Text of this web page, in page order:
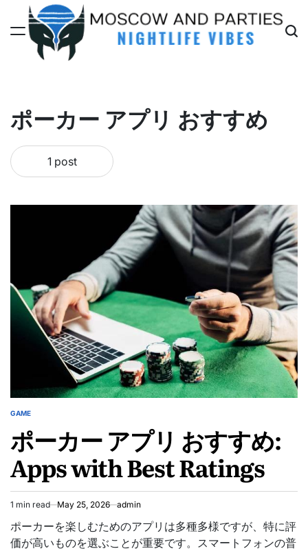
content
ポーカー アプリ おすすめ
1 post
POSTED
GAME
ポーカー アプリ おすすめ:
Apps with Best Ratings
Estimated
read
time
1 min read May 25, 2026 admin
ポーカーを楽しむためのアプリは多種多様ですが、特に評
価が高いものを選ぶことが重要です。スマートフォンの普